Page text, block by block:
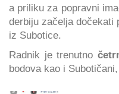
a priliku za popravni
derbiju začelja dočekati
iz Subotice.
Radnik je trenutno
bodova kao i